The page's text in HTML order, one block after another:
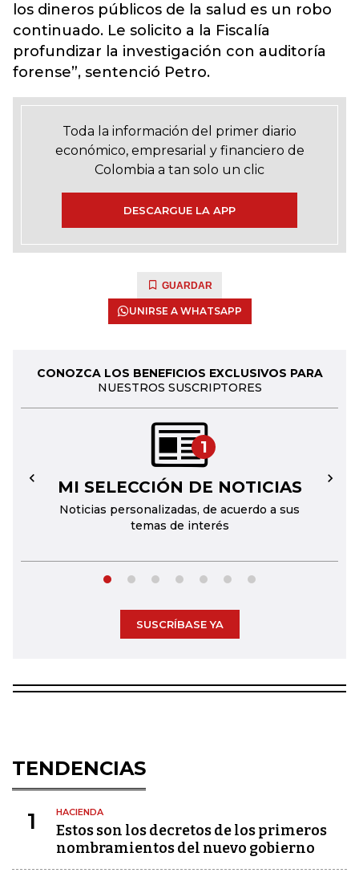
los dineros públicos de la salud es un robo
continuado. Le solicito a la Fiscalía
profundizar la investigación con auditoría
forense”, sentenció Petro.
Toda la información del primer diario
económico, empresarial y financiero de
Colombia a tan solo un clic
DESCARGUE LA APP
GUARDAR
UNIRSE A WHATSAPP
CONOZCA LOS BENEFICIOS EXCLUSIVOS PARA
NUESTROS SUSCRIPTORES
1
MI SELECCIÓN DE NOTICIAS
Noticias personalizadas, de acuerdo a sus
temas de interés
← →
SUSCRÍBASE YA
TENDENCIAS
1 HACIENDA
Estos son los decretos de los primeros
nombramientos del nuevo gobierno